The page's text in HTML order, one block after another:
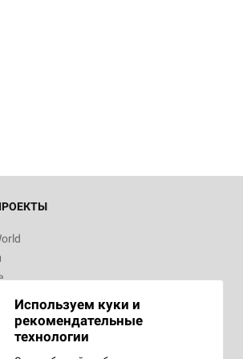
Используем куки и
рекомендательные
технологии